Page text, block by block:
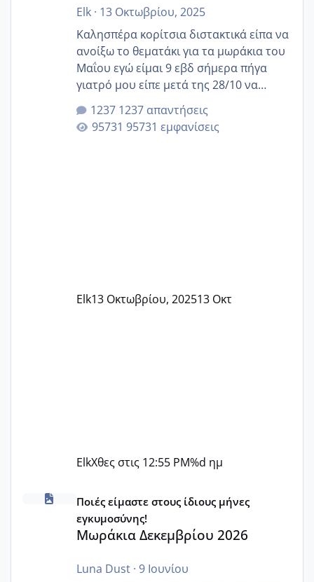
Elk· 13 Οκτωβρίου, 2025
Καλησπέρα κορίτσια διστακτικά είπα να
ανοίξω το θεματάκι για τα μωράκια του
Μαΐου εγώ είμαι 9 εβδ σήμερα πήγα
γιατρό μου είπε μετά της 28/10 να
κλείσω ραντεβού για την αυχενική είναι
καμιά άλλη κοπέλα να γεννάει Μάιο ;;
1237 απαντήσεις
95731 εμφανίσεις
Elk13 Οκτωβρίου, 202513 Οκτ
ElkΧθες στις 12:55 PM%d ημ
Μωράκια Δεκεμβρίου 2026
Ποιές είμαστε στους ίδιους μήνες
εγκυμοσύνης!
Μωράκια Δεκεμβρίου 2026
Luna Dust· 9 Ιουνίου